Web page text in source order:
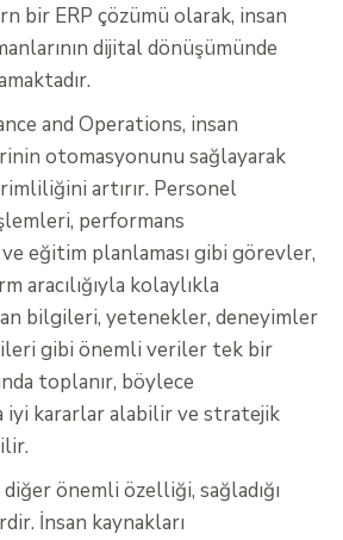
bir ERP çözümü olarak, insan
dijital dönüşümünde
and Operations, insan
otomasyonunu sağlayarak
artırır. Personel
performans
eğitim planlaması gibi görevler,
aracılığıyla kolaylıkla
bilgileri, yetenekler, deneyimler
gibi önemli veriler tek bir
toplanır, böylece
iyi kararlar alabilir ve stratejik
önemli özelliği, sağladığı
İnsan kaynakları